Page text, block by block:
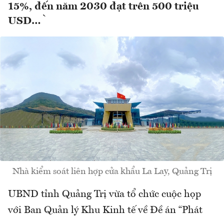
15%, đến năm 2030 đạt trên 500 triệu
USD…`
Nhà kiểm soát liên hợp cửa khẩu La Lay, Quảng Trị
UBND tỉnh Quảng Trị vừa tổ chức cuộc họp
với Ban Quản lý Khu Kinh tế về Đề án “Phát